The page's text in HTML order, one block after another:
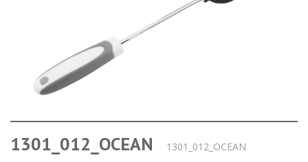
1301_012_OCEAN 1301_012_OCEAN